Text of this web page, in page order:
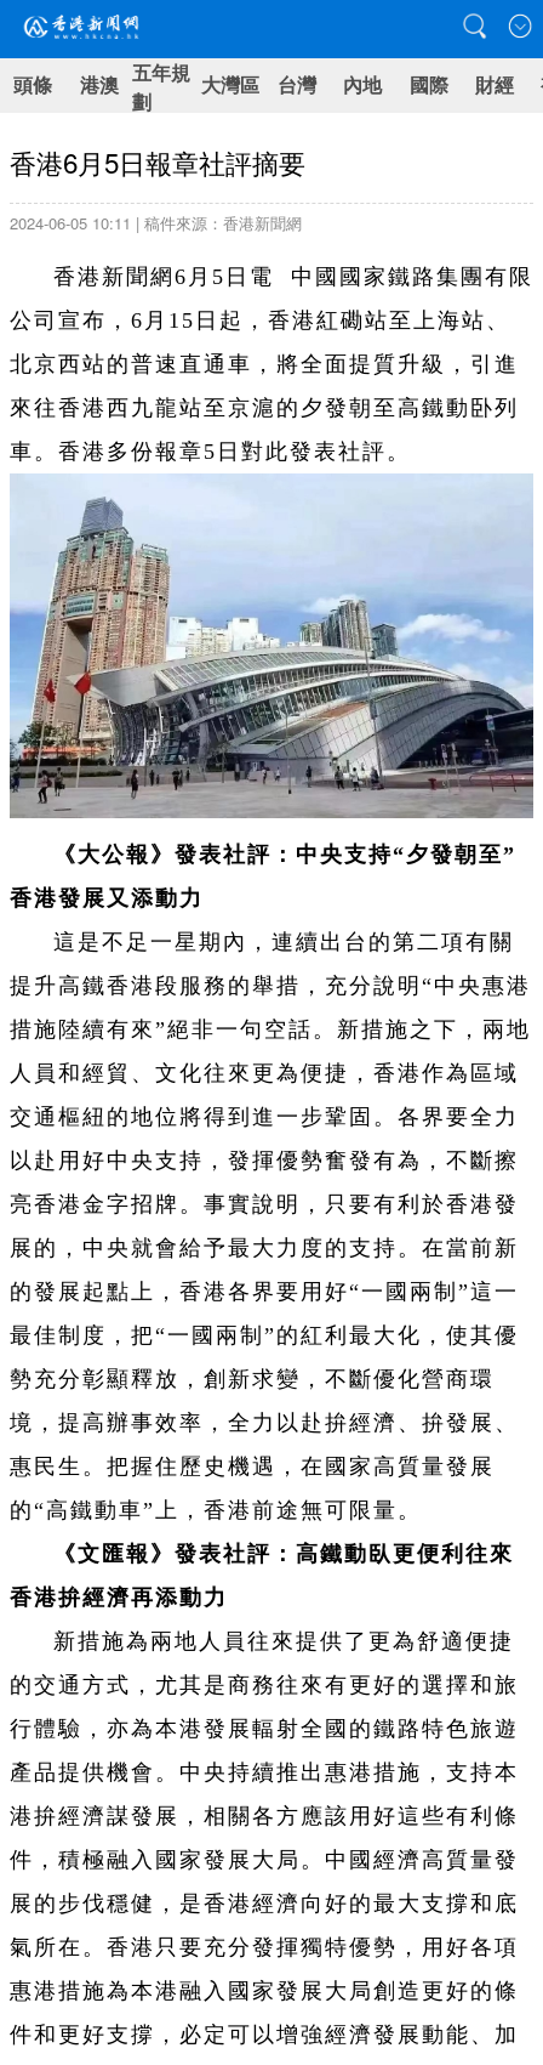
頭條 港澳 五年規
劃
大灣區 台灣 內地 國際 財經
香港6月5日報章社評摘要
2024-06-05 10:11 | 稿件來源：香港新聞網
香港新聞網6月5日電 中國國家鐵路集團有限
公司宣布，6月15日起，香港紅磡站至上海站、
北京西站的普速直通車，將全面提質升級，引進
來往香港西九龍站至京滬的夕發朝至高鐵動卧列
車。香港多份報章5日對此發表社評。
《大公報》發表社評：中央支持“夕發朝至”
香港發展又添動力
這是不足一星期內，連續出台的第二項有關
提升高鐵香港段服務的舉措，充分說明“中央惠港
措施陸續有來”絕非一句空話。新措施之下，兩地
人員和經貿、文化往來更為便捷，香港作為區域
交通樞紐的地位將得到進一步鞏固。各界要全力
以赴用好中央支持，發揮優勢奮發有為，不斷擦
亮香港金字招牌。事實說明，只要有利於香港發
展的，中央就會給予最大力度的支持。在當前新
的發展起點上，香港各界要用好“一國兩制”這一
最佳制度，把“一國兩制”的紅利最大化，使其優
勢充分彰顯釋放，創新求變，不斷優化營商環
境，提高辦事效率，全力以赴拚經濟、拚發展、
惠民生。把握住歷史機遇，在國家高質量發展
的“高鐵動車”上，香港前途無可限量。
《文匯報》發表社評：高鐵動臥更便利往來
香港拚經濟再添動力
新措施為兩地人員往來提供了更為舒適便捷
的交通方式，尤其是商務往來有更好的選擇和旅
行體驗，亦為本港發展輻射全國的鐵路特色旅遊
產品提供機會。中央持續推出惠港措施，支持本
港拚經濟謀發展，相關各方應該用好這些有利條
件，積極融入國家發展大局。中國經濟高質量發
展的步伐穩健，是香港經濟向好的最大支撐和底
氣所在。香港只要充分發揮獨特優勢，用好各項
惠港措施為本港融入國家發展大局創造更好的條
件和更好支撐，必定可以增強經濟發展動能、加